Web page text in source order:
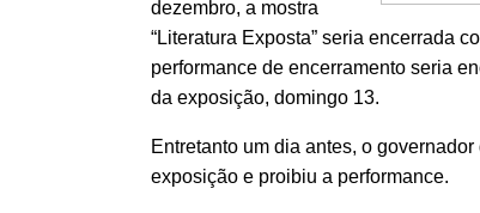
dezembro, a mostra
“Literatura Exposta” seria encerrada
performance de encerramento seria
da exposição, domingo 13.
Entretanto um dia antes, o
exposição e proibiu a performance.